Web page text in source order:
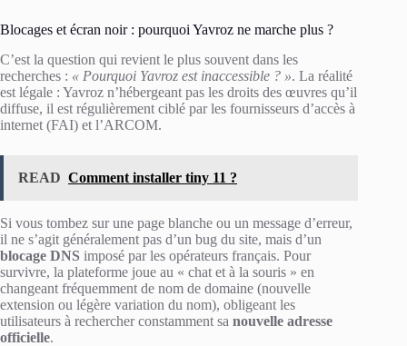
Blocages et écran noir : pourquoi Yavroz ne marche plus ?
C’est la question qui revient le plus souvent dans les
recherches : « Pourquoi Yavroz est inaccessible ? ». La réalité
est légale : Yavroz n’hébergeant pas les droits des œuvres qu’il
diffuse, il est régulièrement ciblé par les fournisseurs d’accès à
internet (FAI) et l’ARCOM.
READ Comment installer tiny 11 ?
Si vous tombez sur une page blanche ou un message d’erreur,
il ne s’agit généralement pas d’un bug du site, mais d’un
blocage DNS imposé par les opérateurs français. Pour
survivre, la plateforme joue au « chat et à la souris » en
changeant fréquemment de nom de domaine (nouvelle
extension ou légère variation du nom), obligeant les
utilisateurs à rechercher constamment sa nouvelle adresse
officielle.